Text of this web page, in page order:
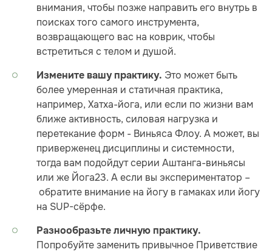
внимания, чтобы позже направить его внутрь в
поисках того самого инструмента,
возвращающего вас на коврик, чтобы
встретиться с телом и душой.
Измените вашу практику. Это может быть
более умеренная и статичная практика,
например, Хатха-йога, или если по жизни вам
ближе активность, силовая нагрузка и
перетекание форм - Виньяса Флоу. А может, вы
приверженец дисциплины и системности,
тогда вам подойдут серии Аштанга-виньясы
или же Йога23. А если вы экспериментатор –
обратите внимание на йогу в гамаках или йогу
на SUP-сёрфе.
Разнообразьте личную практику.
Попробуйте заменить привычное Приветствие